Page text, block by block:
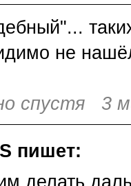
не
спустя 3
пишет: